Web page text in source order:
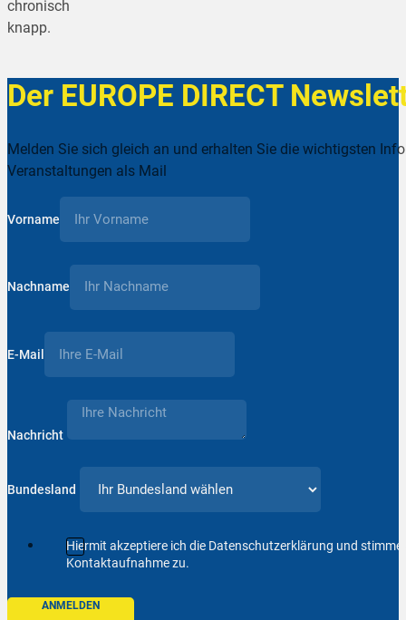
chronisch
knapp.
Der EUROPE DIRECT
Melden Sie sich gleich an und erhalten Sie die wichtigsten
Veranstaltungen als Mail
Vorname
Nachname
E-Mail
Nachricht
Bundesland
Hiermit akzeptiere ich die Datenschutzerklärung und
Kontaktaufnahme zu.
ANMELDEN